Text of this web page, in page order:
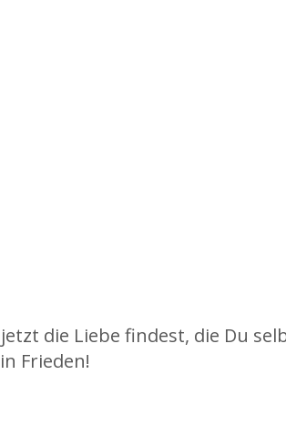
die Liebe findest, die Du
Frieden!